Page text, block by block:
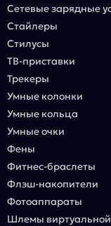
Сетевые зарядные
Стайлеры
Стилусы
ТВ-приставки
Трекеры
Умные колонки
Умные кольца
Умные очки
Фены
Фитнес-браслеты
Флэш-накопители
Фотоаппараты
Шлемы виртуальной